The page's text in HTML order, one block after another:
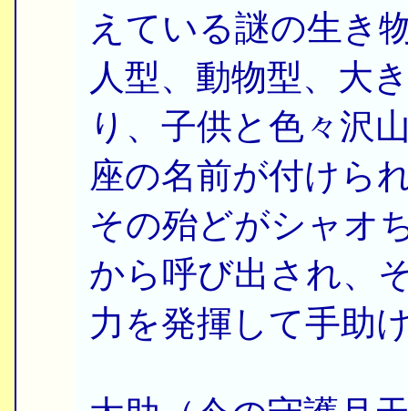
えている謎の生き
人型、動物型、大
り、子供と色々沢
座の名前が付けら
その殆どがシャオ
から呼び出され、
力を発揮して手助